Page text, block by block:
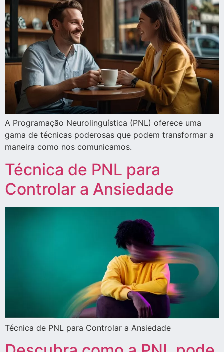
A Programação Neurolinguística (PNL) oferece uma
gama de técnicas poderosas que podem transformar a
maneira como nos comunicamos.
Técnica de PNL para
Controlar a Ansiedade
Técnica de PNL para Controlar a Ansiedade